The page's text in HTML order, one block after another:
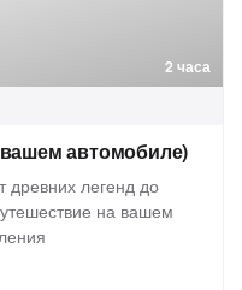
2 часа
автомобиле)
древних легенд до
на вашем